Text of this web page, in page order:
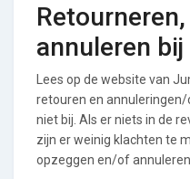
annuleren
Lees op de website van
retouren en
niet bij. Als er niets in de
zijn er weinig klachten te
opzeggen en/of